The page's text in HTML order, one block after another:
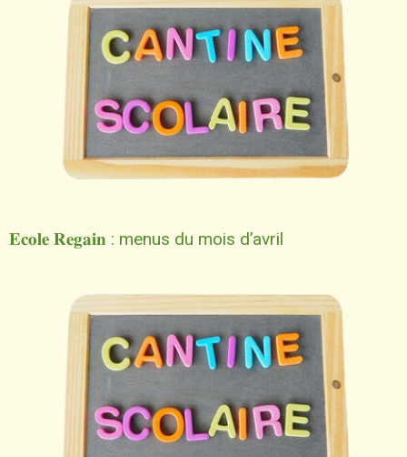
𝐄𝐜𝐨𝐥𝐞 𝐑𝐞𝐠𝐚𝐢𝐧 : menus du mois d’avril